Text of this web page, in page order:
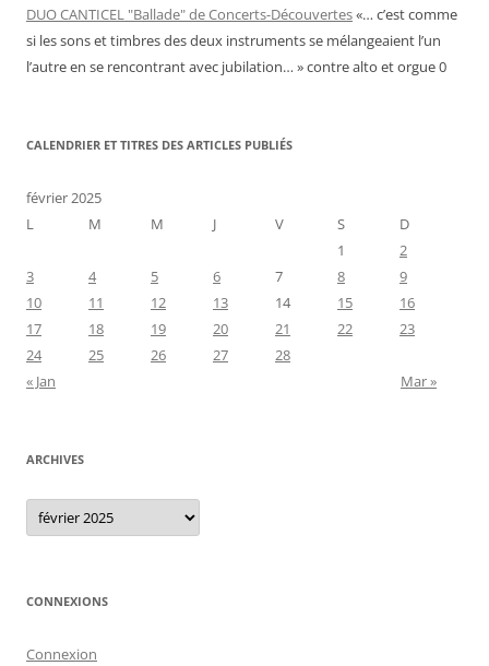
DUO CANTICEL "Ballade" de Concerts-Découvertes«… c’est comme
si les sons et timbres des deux instruments se mélangeaient l’un
l’autre en se rencontrant avec jubilation… » contre alto et orgue 0
CALENDRIER ET TITRES DES ARTICLES PUBLIÉS
février 2025
L
M M J V S
D
1
2
3
4 5 6 7 8
9
10
11 12 13 14 15
16
17
18 19 20 21 22
23
24
25 26 27
28
« Jan
Mar »
ARCHIVES
Archives
CONNEXIONS
Connexion